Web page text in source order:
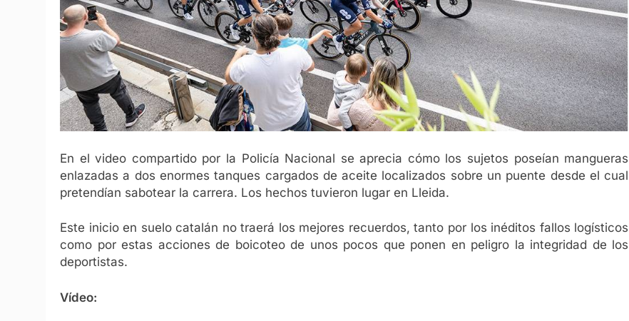
En el video compartido por la Policía Nacional se aprecia cómo los sujetos poseían mangueras
enlazadas a dos enormes tanques cargados de aceite localizados sobre un puente desde el cual
pretendían sabotear la carrera. Los hechos tuvieron lugar en Lleida.
Este inicio en suelo catalán no traerá los mejores recuerdos, tanto por los inéditos fallos logísticos
como por estas acciones de boicoteo de unos pocos que ponen en peligro la integridad de los
deportistas.
Vídeo: